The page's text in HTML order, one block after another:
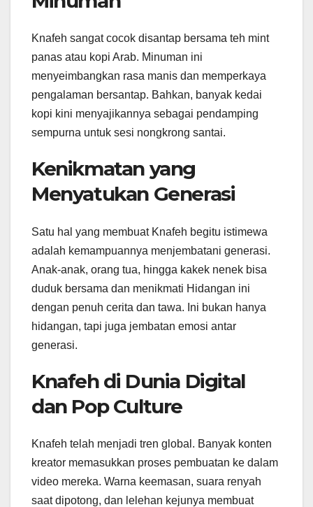
Knafeh sangat cocok disantap bersama teh mint
panas atau kopi Arab. Minuman ini
menyeimbangkan rasa manis dan memperkaya
pengalaman bersantap. Bahkan, banyak kedai
kopi kini menyajikannya sebagai pendamping
sempurna untuk sesi nongkrong santai.
Kenikmatan yang
Menyatukan Generasi
Satu hal yang membuat Knafeh begitu istimewa
adalah kemampuannya menjembatani generasi.
Anak-anak, orang tua, hingga kakek nenek bisa
duduk bersama dan menikmati Hidangan ini
dengan penuh cerita dan tawa. Ini bukan hanya
hidangan, tapi juga jembatan emosi antar
generasi.
Knafeh di Dunia Digital
dan Pop Culture
Knafeh telah menjadi tren global. Banyak konten
kreator memasukkan proses pembuatan ke dalam
video mereka. Warna keemasan, suara renyah
saat dipotong, dan lelehan kejunya membuat